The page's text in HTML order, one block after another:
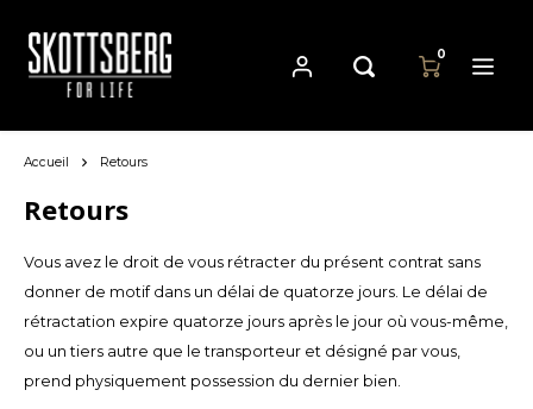
Cast Iron Cookware
Carbon Steel Cookware
Stainless Steel Cookware
Nederlands
Deutsch
English
EUR
0
Accueil Retours
Retours
Vous avez le droit de vous rétracter du présent contrat sans
donner de motif dans un délai de quatorze jours. Le délai de
rétractation expire quatorze jours après le jour où vous-même,
ou un tiers autre que le transporteur et désigné par vous,
prend physiquement possession du dernier bien.